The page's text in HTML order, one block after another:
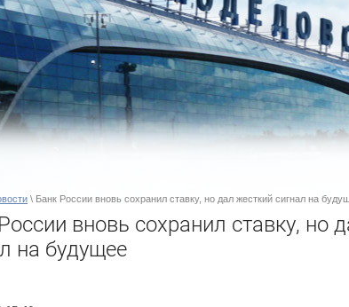
\ Банк России вновь сохранил ставку, но дал жесткий сигнал на
вновь сохранил ставку, но
на будущее